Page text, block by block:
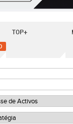
TOP+